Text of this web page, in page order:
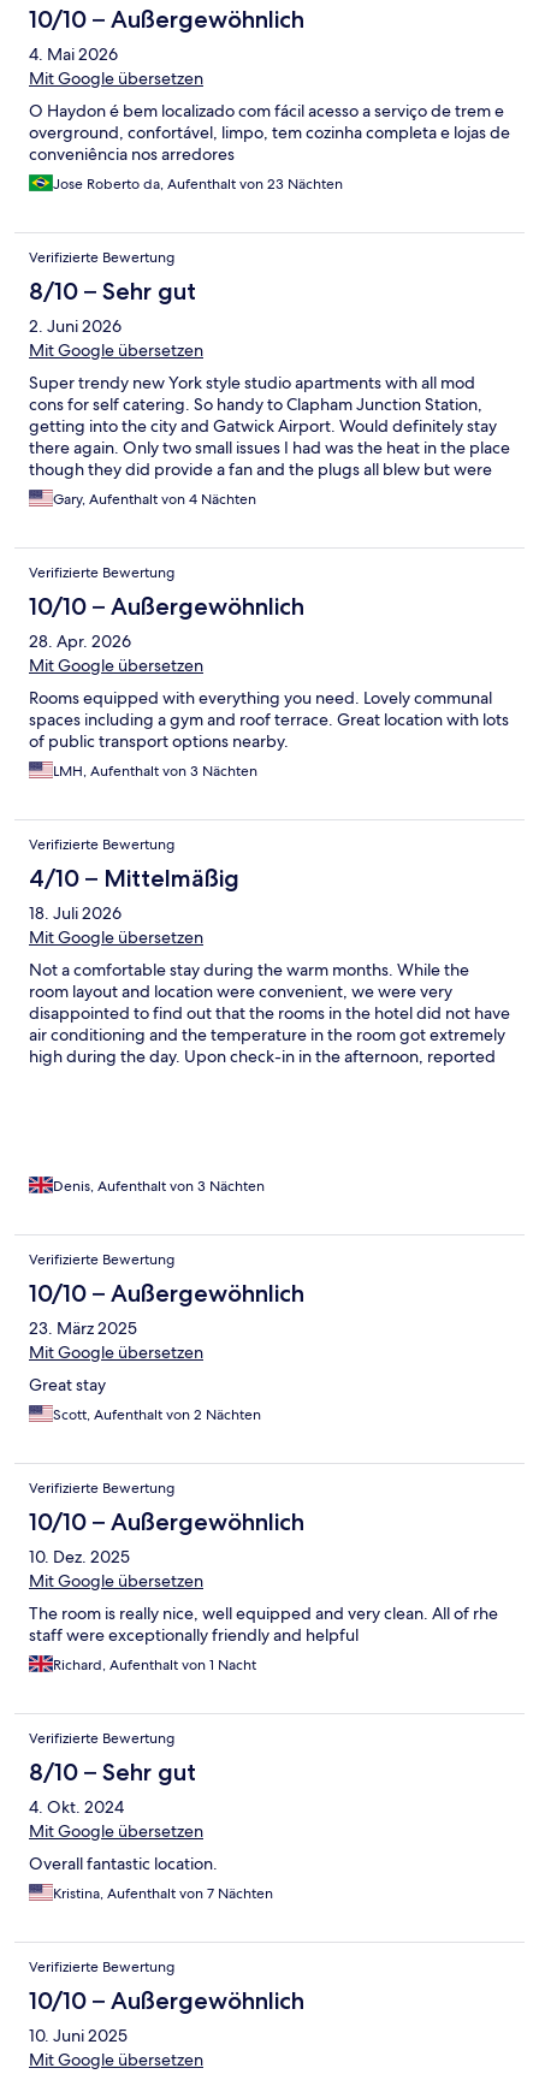
10/10 – Außergewöhnlich
4. Mai 2026
Mit Google übersetzen
O Haydon é bem localizado com fácil acesso a serviço de trem e
overground, confortável, limpo, tem cozinha completa e lojas de
conveniência nos arredores
Jose Roberto da, Aufenthalt von 23 Nächten
Verifizierte Bewertung
8/10 – Sehr gut
2. Juni 2026
Mit Google übersetzen
Super trendy new York style studio apartments with all mod
cons for self catering. So handy to Clapham Junction Station,
getting into the city and Gatwick Airport. Would definitely stay
there again. Only two small issues I had was the heat in the place
though they did provide a fan and the plugs all blew but were
fixed by time I came back from sight seeing.
Gary, Aufenthalt von 4 Nächten
Verifizierte Bewertung
10/10 – Außergewöhnlich
28. Apr. 2026
Mit Google übersetzen
Rooms equipped with everything you need. Lovely communal
spaces including a gym and roof terrace. Great location with lots
of public transport options nearby.
LMH, Aufenthalt von 3 Nächten
Verifizierte Bewertung
4/10 – Mittelmäßig
18. Juli 2026
Mit Google übersetzen
Not a comfortable stay during the warm months. While the
room layout and location were convenient, we were very
disappointed to find out that the rooms in the hotel did not have
air conditioning and the temperature in the room got extremely
high during the day. Upon check-in in the afternoon, reported
Denis, Aufenthalt von 3 Nächten
Verifizierte Bewertung
10/10 – Außergewöhnlich
23. März 2025
Mit Google übersetzen
Great stay
Scott, Aufenthalt von 2 Nächten
Verifizierte Bewertung
10/10 – Außergewöhnlich
10. Dez. 2025
Mit Google übersetzen
The room is really nice, well equipped and very clean. All of rhe
staff were exceptionally friendly and helpful
Richard, Aufenthalt von 1 Nacht
Verifizierte Bewertung
8/10 – Sehr gut
4. Okt. 2024
Mit Google übersetzen
Overall fantastic location.
Kristina, Aufenthalt von 7 Nächten
Verifizierte Bewertung
10/10 – Außergewöhnlich
10. Juni 2025
Mit Google übersetzen